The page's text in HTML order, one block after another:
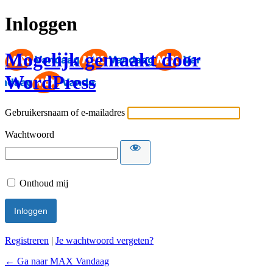
Inloggen
Mogelijk gemaakt door
WordPress
Gebruikersnaam of e-mailadres
Wachtwoord
Onthoud mij
Registreren | Je wachtwoord vergeten?
← Ga naar MAX Vandaag